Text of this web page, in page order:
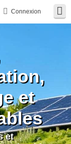
Connexion
et
et